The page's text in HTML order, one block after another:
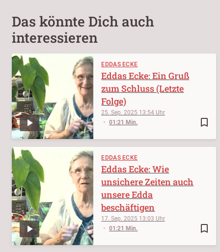
Das könnte Dich auch
interessieren
EDDAS ECKE
bookmark_border
25. Sep. 2025 13:54
01:21 Min.
Eddas Ecke: Ein Gruß
zum Schluss (Letzte
Folge)
EDDAS ECKE
bookmark_border
17. Sep. 2025 13:03
01:21 Min.
Eddas Ecke: Wie
unsichere Zeiten auch
unsere Edda
beschäftigen